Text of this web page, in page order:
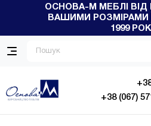
ОСНОВА-М МЕБЛІ
ВАШИМИ
1999
+38 (067)